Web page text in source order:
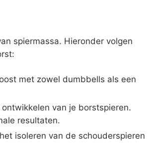
spiermassa. Hieronder volgen
met zowel dumbbells als een
van je borstspieren.
resultaten.
isoleren van de schouderspieren